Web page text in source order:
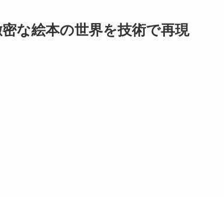
な絵本の世界を技術で再現